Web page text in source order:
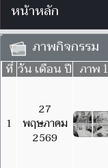
หน้าหลัก
ภาพกิจกรรม
ที่ วัน เดือน ปี ภาพ 1
1
27
พฤษภาคม
2569